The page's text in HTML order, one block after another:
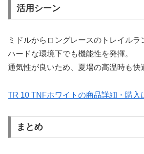
活用シーン
ミドルからロングレースのトレイルラ
ハードな環境下でも機能性を発揮。
通気性が良いため、夏場の高温時も快
TR 10 TNFホワイトの商品詳細・購入
まとめ